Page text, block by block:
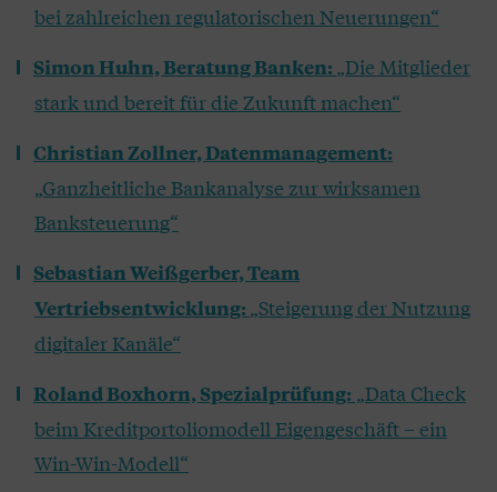
bei zahlreichen regulatorischen Neuerungen“
Simon Huhn, Beratung Banken: „Die Mitglieder
stark und bereit für die Zukunft machen“
Christian Zollner, Datenmanagement:
„Ganzheitliche Bankanalyse zur wirksamen
Banksteuerung“
Sebastian Weißgerber, Team
Vertriebsentwicklung: „Steigerung der Nutzung
digitaler Kanäle“
Roland Boxhorn, Spezialprüfung: „Data Check
beim Kreditportoliomodell Eigengeschäft – ein
Win-Win-Modell“